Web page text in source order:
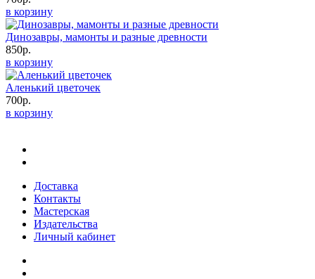
в корзину
Динозавры, мамонты и разные древности
850р.
в корзину
Аленький цветочек
700р.
в корзину
Доставка
Контакты
Мастерская
Издательства
Личный кабинет